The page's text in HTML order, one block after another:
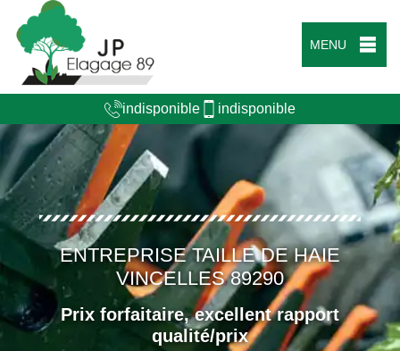
MENU
indisponible indisponible
ENTREPRISE TAILLE DE HAIE
VINCELLES 89290
Prix forfaitaire, excellent rapport
qualité/prix